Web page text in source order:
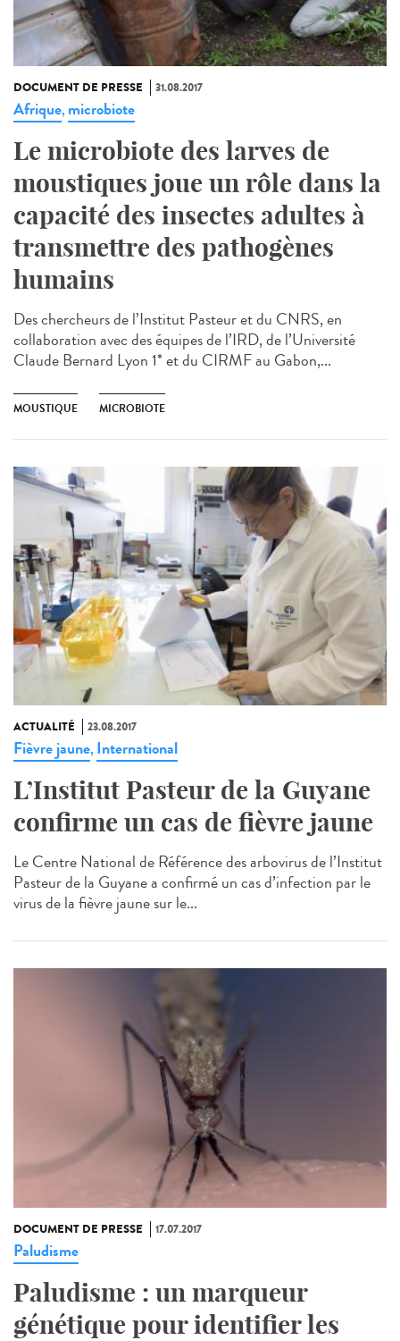
DOCUMENT DE PRESSE 31.08.2017
Afrique, microbiote
Le microbiote des larves de
moustiques joue un rôle dans la
capacité des insectes adultes à
transmettre des pathogènes
humains
Des chercheurs de l’Institut Pasteur et du CNRS, en
collaboration avec des équipes de l’IRD, de l’Université
Claude Bernard Lyon 1* et du CIRMF au Gabon,...
MOUSTIQUE MICROBIOTE
ACTUALITÉ 23.08.2017
Fièvre jaune, International
L’Institut Pasteur de la Guyane
confirme un cas de fièvre jaune
Le Centre National de Référence des arbovirus de l’Institut
Pasteur de la Guyane a confirmé un cas d’infection par le
virus de la fièvre jaune sur le...
DOCUMENT DE PRESSE 17.07.2017
Paludisme
Paludisme : un marqueur
génétique pour identifier les